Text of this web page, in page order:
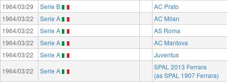
1964/03/29
Serie B
AC Prato
1964/03/22
Serie A
AC Milan
1964/03/22
Serie A
AS Roma
1964/03/22
Serie A
AC Mantova
1964/03/22
Serie A
Juventus
1964/03/22
Serie A
SPAL 2013 Ferrara
(as SPAL 1907 Ferrara)